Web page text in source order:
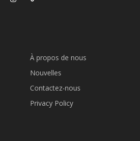
À propos de nous
Nouvelles
Contactez-nous
Privacy Policy